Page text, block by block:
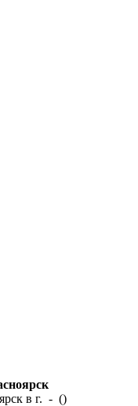
в г. - ()